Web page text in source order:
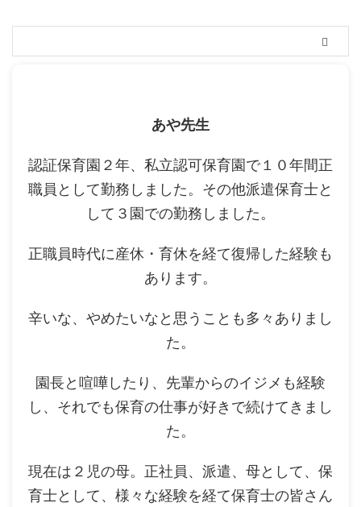
あや先生
認証保育園２年、私立認可保育園で１０年間正
職員として勤務しました。その他派遣保育士と
して３園での勤務しました。
正職員時代に産休・育休を経て復帰した経験も
あります。
辛いな、やめたいなと思うことも多々ありまし
た。
園長と喧嘩したり、先輩からのイジメも経験
し、それでも保育の仕事が好きで続けてきまし
た。
現在は２児の母。正社員、派遣、母として、保
育士として、様々な経験を経て保育士の皆さん